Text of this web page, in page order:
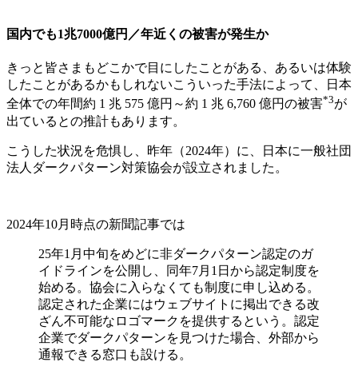
国内でも1兆7000億円／年近くの被害が発生か
きっと皆さまもどこかで目にしたことがある、あるいは体験
したことがあるかもしれないこういった手法によって、日本
全体での年間約 1 兆 575 億円～約 1 兆 6,760 億円の被害*3が
出ているとの推計もあります。
こうした状況を危惧し、昨年（2024年）に、日本に一般社団
法人ダークパターン対策協会が設立されました。
2024年10月時点の新聞記事では
25年1月中旬をめどに非ダークパターン認定のガ
イドラインを公開し、同年7月1日から認定制度を
始める。協会に入らなくても制度に申し込める。
認定された企業にはウェブサイトに掲出できる改
ざん不可能なロゴマークを提供するという。認定
企業でダークパターンを見つけた場合、外部から
通報できる窓口も設ける。